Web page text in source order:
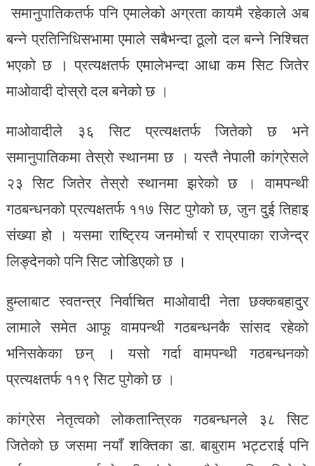
समानुपातिकतर्फ पनि एमालेको अग्रता कायमै रहेकाले अब
बन्ने प्रतिनिधिसभामा एमाले सबैभन्दा ठूलो दल बन्ने निश्चित
भएको छ । प्रत्यक्षतर्फ एमालेभन्दा आधा कम सिट जितेर
माओवादी दोस्रो दल बनेको छ ।
माओवादीले ३६ सिट प्रत्यक्षतर्फ जितेको छ भने
समानुपातिकमा तेस्रो स्थानमा छ । यस्तै नेपाली कांग्रेसले
२३ सिट जितेर तेस्रो स्थानमा झरेको छ । वामपन्थी
गठबन्धनको प्रत्यक्षतर्फ ११७ सिट पुगेको छ, जुन दुई तिहाइ
संख्या हो । यसमा राष्ट्रिय जनमोर्चा र राप्रपाका राजेन्द्र
लिङ्देनको पनि सिट जोडिएको छ ।
हुम्लाबाट स्वतन्त्र निर्वाचित माओवादी नेता छक्कबहादुर
लामाले समेत आफू वामपन्थी गठबन्धनकै सांसद रहेको
भनिसकेका छन् । यसो गर्दा वामपन्थी गठबन्धनको
प्रत्यक्षतर्फ ११९ सिट पुगेको छ ।
कांग्रेस नेतृत्वको लोकतान्त्रिक गठबन्धनले ३८ सिट
जितेको छ जसमा नयाँ शक्तिका डा. बाबुराम भट्टराई पनि